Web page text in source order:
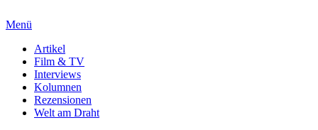
Menü
Artikel
Film & TV
Interviews
Kolumnen
Rezensionen
Welt am Draht